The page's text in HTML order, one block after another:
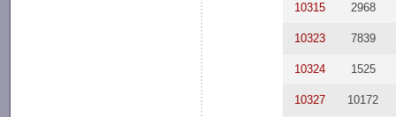
10315 2968
10323 7839
10324 1525
10327 10172